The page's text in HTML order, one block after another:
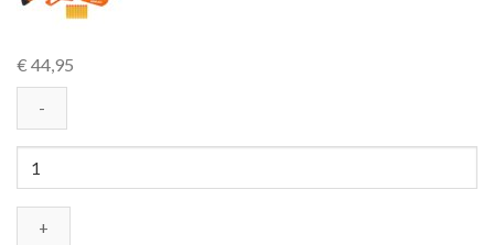
€ 44,95
NERF
Roblox
Adopt
Me!: